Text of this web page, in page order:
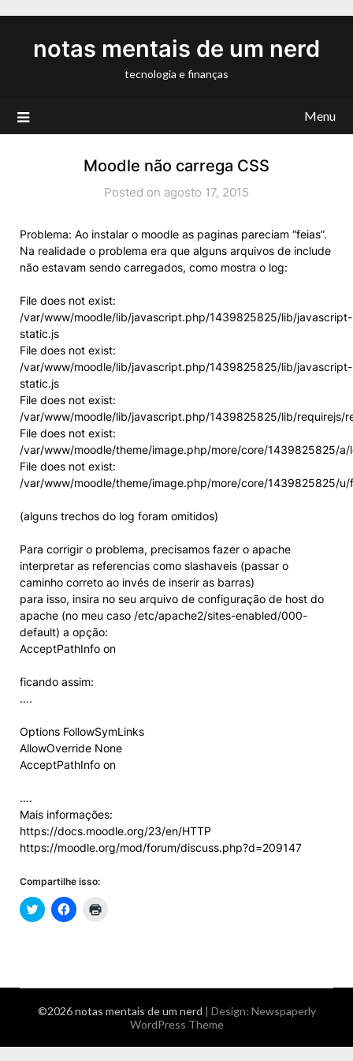
contentnotas mentais de um nerd
tecnologia e finanças
Menu
Moodle não carrega CSS
Posted on agosto 17, 2015
Problema: Ao instalar o moodle as paginas pareciam “feias”.
Na realidade o problema era que alguns arquivos de include
não estavam sendo carregados, como mostra o log:
File does not exist:
/var/www/moodle/lib/javascript.php/1439825825/lib/javascript-
static.js
File does not exist:
/var/www/moodle/lib/javascript.php/1439825825/lib/javascript-
static.js
File does not exist:
/var/www/moodle/lib/javascript.php/1439825825/lib/requirejs/
File does not exist:
/var/www/moodle/theme/image.php/more/core/1439825825/a/
File does not exist:
/var/www/moodle/theme/image.php/more/core/1439825825/u/
(alguns trechos do log foram omitidos)
Para corrigir o problema, precisamos fazer o apache
interpretar as referencias como slashaveis (passar o
caminho correto ao invés de inserir as barras)
para isso, insira no seu arquivo de configuração de host do
apache (no meu caso /etc/apache2/sites-enabled/000-
default) a opção:
AcceptPathInfo on
ficando assim:
….
Options FollowSymLinks
AllowOverride None
AcceptPathInfo on
….
Mais informações:
https://docs.moodle.org/23/en/HTTP
https://moodle.org/mod/forum/discuss.php?d=209147
Compartilhe isso:
©2026 notas mentais de um nerd | Design: Newspaperly
WordPress Theme